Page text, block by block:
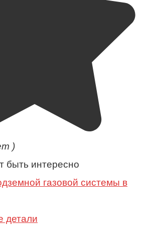
)
быть интересно
детали